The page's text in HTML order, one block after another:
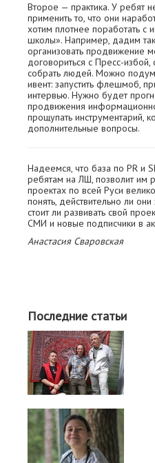
Второе — практика. У ребят
применить то, что они
хотим плотнее поработать с
школы». Например, дадим
организовать продвижение
договориться с Пресс-избой,
собрать людей. Можно
ивент: запустить флешмоб,
интервью. Нужно будет
продвижения
прощупать инструментарий,
дополнительные вопросы.
Надеемся, что база по PR и
ребятам на ЛШ, позволит им
проектах по всей Руси
понять, действительно ли
стоит ли развивать свой
СМИ и новые подписчики в
Анастасия Сваровская
Последние статьи